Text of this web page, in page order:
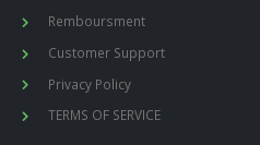
Remboursment
Customer Support
Privacy Policy
TERMS OF SERVICE